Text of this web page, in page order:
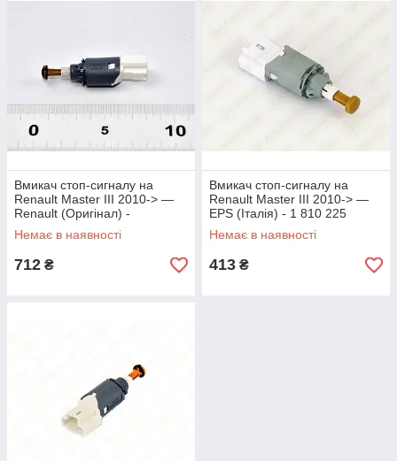
Вмикач стоп-сигналу на
Renault Master III 2010-> —
Renault (Оригінал) -
8200168238
Немає в наявності
712 ₴
Вмикач стоп-сигналу на
Renault Master III 2010-> —
EPS (Італія) - 1 810 225
Немає в наявності
413 ₴